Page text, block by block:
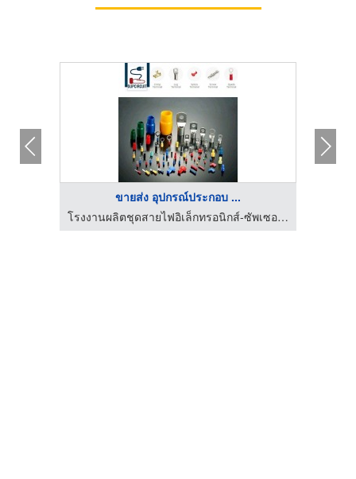
ขายส่ง อุปกรณ์ประกอบ ...
โรงงานผลิตชุดสายไฟอิเล็กทรอนิกส์-ซัพเซอร์กิต